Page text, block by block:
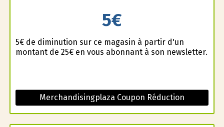
5€
5€ de diminution sur ce magasin à partir d'un
montant de 25€ en vous abonnant à son newsletter.
Merchandisingplaza Coupon Réduction